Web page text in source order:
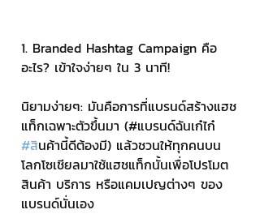
1. Branded Hashtag Campaign คือ
อะไร? เข้าใจง่ายๆ ใน 3 นาที!
นิยามง่ายๆ: มันคือการที่แบรนด์สร้างแฮช
แท็กเฉพาะตัวขึ้นมา (#แบรนด์ฉันเก๋ไก๋
#สินค้านี้ดีต้องมี) แล้วชวนให้ทุกคนบน
โลกโซเชียลมาใช้แฮชแท็กนั้นเพื่อโปรโมต
สินค้า บริการ หรือแคมเปญต่างๆ ของ
แบรนด์นั่นเอง